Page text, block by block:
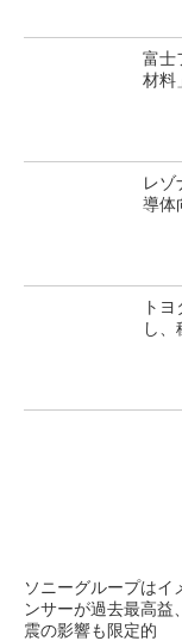
富士
材料
レ
導体
ト
し
ソニーグループはイ
ンサーが過去最高益
震の影響も限定的